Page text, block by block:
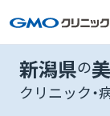
新潟県の
クリニック・